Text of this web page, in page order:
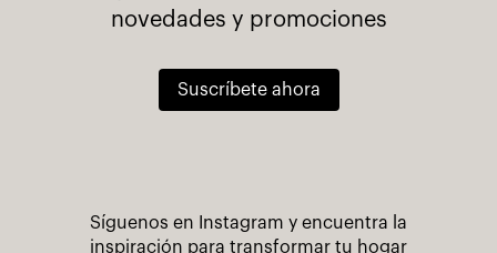
novedades y promociones
Suscríbete ahora
Síguenos en Instagram y encuentra la
inspiración para transformar tu hogar